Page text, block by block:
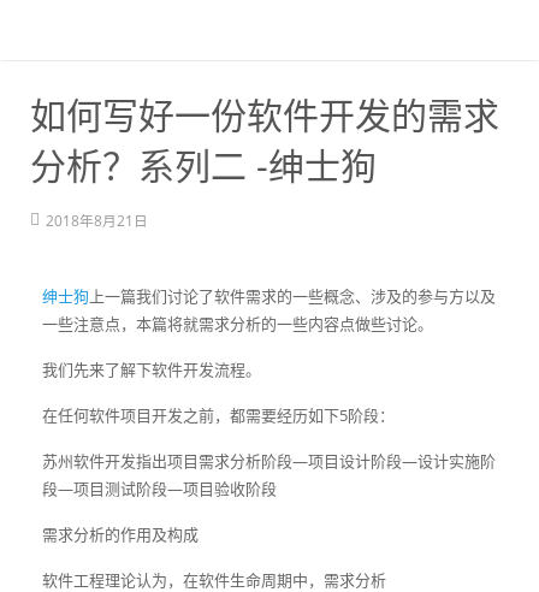
如何写好一份软件开发的需求
分析？系列二 -绅士狗
2018年8月21日
绅士狗 上一篇我们讨论了软件需求的一些概念、涉及的参与方以及
一些注意点，本篇将就需求分析的一些内容点做些讨论。
我们先来了解下软件开发流程。
在任何软件项目开发之前，都需要经历如下5阶段：
苏州软件开发指出项目需求分析阶段—项目设计阶段—设计实施阶
段—项目测试阶段—项目验收阶段
需求分析的作用及构成
软件工程理论认为，在软件生命周期中，需求分析